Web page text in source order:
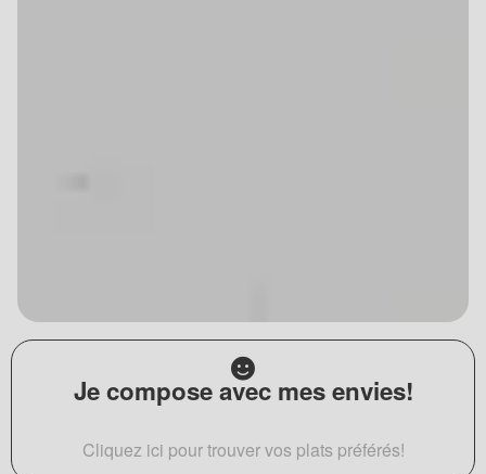
Je compose avec mes envies!
Cliquez ici pour trouver vos plats préférés!